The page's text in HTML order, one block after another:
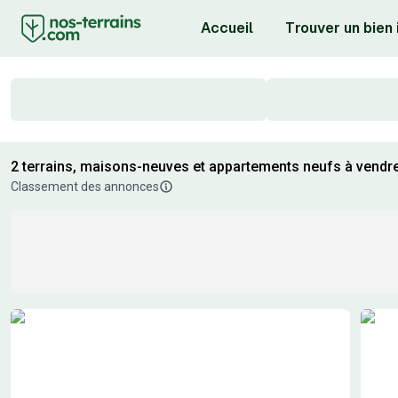
Accueil Trouver un
2 terrains, maisons-neuves et appartements neufs à
Classement des annonces
Résultats de recherche